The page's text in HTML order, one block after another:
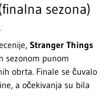
sezona)
Stranger Things
sezonom punom
obrta. Finale se čuvalo
a očekivanja su bila